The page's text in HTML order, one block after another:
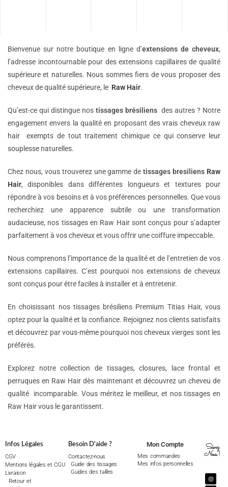
Bienvenue sur notre boutique en ligne d’extensions decheveux,
l’adresse incontournable pour des extensions capillaires de qualité
supérieure et naturelles. Nous sommes fiers de vous proposer des
cheveux de qualité supérieure, le Raw Hair.
Qu’est-ce qui distingue nos tissages brésiliens des autres ? Notre
engagement envers la qualité en proposant des vrais cheveux raw
hair exempts de tout traitement chimique ce qui conserve leur
souplesse naturelles.
Chez nous, vous trouverez une gamme detissages bresiliens Raw
Hair, disponibles dans différentes longueurs et textures pour
répondre à vos besoins et à vos préférences personnelles. Que vous
recherchiez une apparence subtile ou une transformation
audacieuse, nos tissages en Raw Hair sont conçus pour s’adapter
parfaitement à vos cheveux et vous offrir une coiffure impeccable.
Nous comprenons l’importance de la qualité et de l’entretien de vos
extensions capillaires. C’est pourquoi nos extensions de cheveux
sont conçus pour être faciles à installer et à entretenir.
En choisissant nos tissages brésiliens Premium Titias Hair, vous
optez pour la qualité et la confiance. Rejoignez nos clients satisfaits
et découvrez par vous-même pourquoi nos cheveux vierges sont les
préférés.
Explorez notre collection de tissages, closures, lace frontal et
perruques en Raw Hair dès maintenant et découvrez un cheveu de
qualité incomparable. Vous méritez le meilleur, et nos tissages en
Raw Hair vous le garantissent.
Infos Légales
CGV
Mentions légales et CGU
Livraison
Retour et
Besoin D'aide ?
Contactez-nous
Guide des tissages
Guides des tailles
Mon Compte
Mes commandes
Mes infos personnelles
Suivez
Nous !